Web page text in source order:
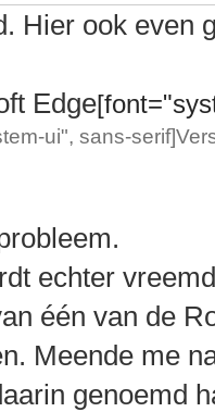
Hier ook even
Edge
ui", sans-
echter
één van de
Meende me
genoemd